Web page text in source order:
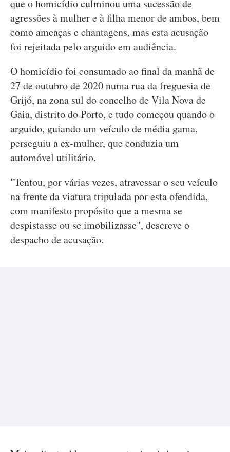
que o homicídio culminou uma sucessão de
agressões à mulher e à filha menor de ambos, bem
como ameaças e chantagens, mas esta acusação
foi rejeitada pelo arguido em audiência.
O homicídio foi consumado ao final da manhã de
27 de outubro de 2020 numa rua da freguesia de
Grijó, na zona sul do concelho de Vila Nova de
Gaia, distrito do Porto, e tudo começou quando o
arguido, guiando um veículo de média gama,
perseguiu a ex-mulher, que conduzia um
automóvel utilitário.
"Tentou, por várias vezes, atravessar o seu veículo
na frente da viatura tripulada por esta ofendida,
com manifesto propósito que a mesma se
despistasse ou se imobilizasse", descreve o
despacho de acusação.